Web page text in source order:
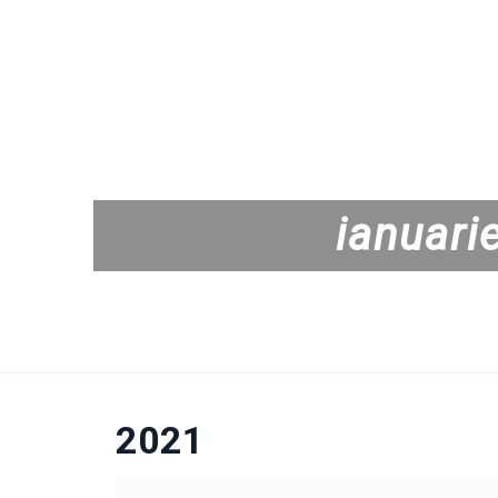
2021